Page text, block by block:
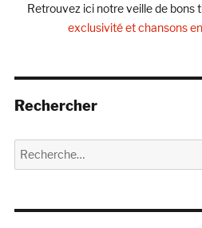
Retrouvez ici notre veille de bons
exclusivité et chansons
Rechercher
Recherche
pour :